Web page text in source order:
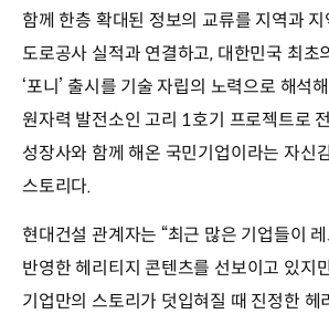
함께 한층 확대된 정보의 교류를 지역과
도로공사 실적과 연결하고, 대한민국 최초
‘포니’ 출시를 기술 자립의 노력으로 해석
원자력 발전소인 고리 1호기 프로젝트로
성장사와 함께 해온 국민기업이라는 자신
스토리다.
현대건설 관계자는 “최근 많은 기업들이
반영한 헤리티지 콘텐츠를 선보이고 있지
기업만의 스토리가 덧입혀질 때 진정한 헤